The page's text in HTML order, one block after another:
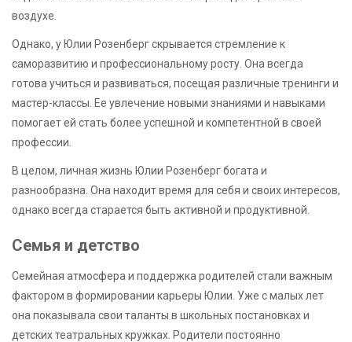
воздухе.
Однако, у Юлии Розенберг скрывается стремление к
саморазвитию и профессиональному росту. Она всегда
готова учиться и развиваться, посещая различные тренинги и
мастер-классы. Ее увлечение новыми знаниями и навыками
помогает ей стать более успешной и компетентной в своей
профессии.
В целом, личная жизнь Юлии Розенберг богата и
разнообразна. Она находит время для себя и своих интересов,
однако всегда старается быть активной и продуктивной.
Семья и детство
Семейная атмосфера и поддержка родителей стали важным
фактором в формировании карьеры Юлии. Уже с малых лет
она показывала свои таланты в школьных постановках и
детских театральных кружках. Родители постоянно